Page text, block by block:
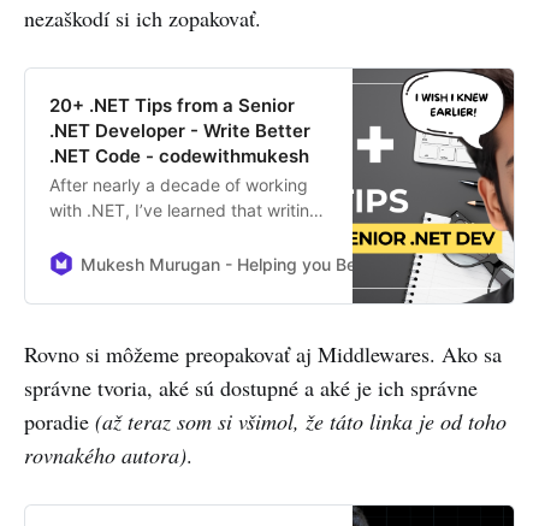
nezaškodí si ich zopakovať.
20+ .NET Tips from a Senior
.NET Developer - Write Better
.NET Code - codewithmukesh
After nearly a decade of working
with .NET, I’ve learned that writing
journey. The real growth comes
refactoring messy legacy code,
hard way. From best practices to
real-world insights, here are 20
essential tips that will help you
write cleaner, more efficient, and
scalable .NET applications.
Mukesh Murugan - Helping you Become a Better .NET
Rovno si môžeme preopakovať aj Middlewares. Ako sa
správne tvoria, aké sú dostupné a aké je ich správne
poradie (až teraz som si všimol, že táto linka je od toho
rovnakého autora).